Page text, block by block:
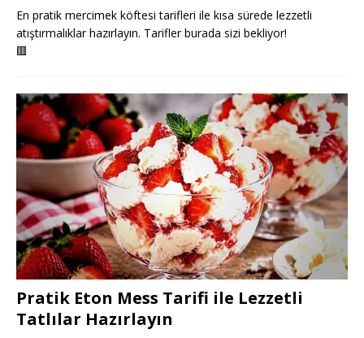
En pratik mercimek köftesi tarifleri ile kısa sürede lezzetli
atıştırmalıklar hazırlayın. Tarifler burada sizi bekliyor!
🟥
Pratik Eton Mess Tarifi ile Lezzetli
Tatlılar Hazırlayın